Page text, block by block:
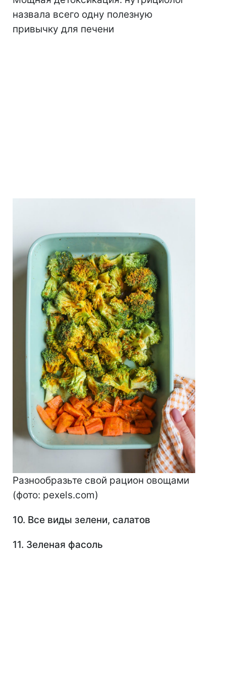
назвала всего одну полезную
привычку для печени
Разнообразьте свой рацион овощами
(фото: pexels.com)
10. Все виды зелени, салатов
11. Зеленая фасоль